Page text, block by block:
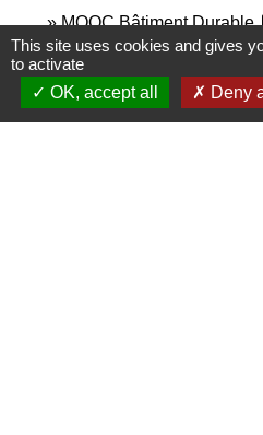
MOOC Bâtiment Durable
Agence de la transition
Signaler
This site uses cookies and gives
to activate
OK, accept all
Deny